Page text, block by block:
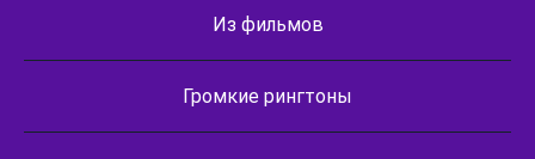
Из фильмов
Громкие рингтоны